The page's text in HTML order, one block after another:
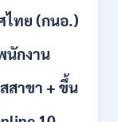
ไทย (กนอ.)
นักงาน
สาขา + ขึ้น